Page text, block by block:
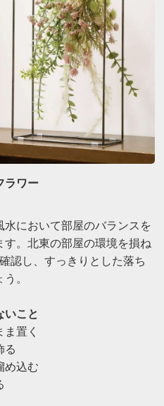
ラワー
において部屋のバランスを
。北東の部屋の環境を損ね
認し、すっきりとした落ち
。
いこと
置く
る
め込む